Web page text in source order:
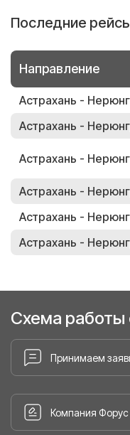
Последние
Направление
Астрахань -
Астрахань -
Астрахань -
Астрахань -
Астрахань -
Астрахань -
Схема работы
Принимаем
Компания Форус